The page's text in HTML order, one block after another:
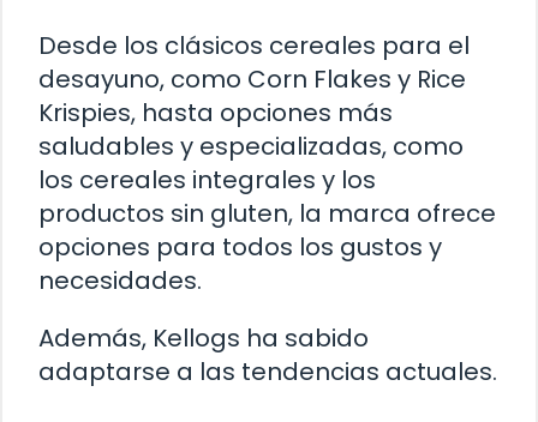
Desde los clásicos cereales para el
desayuno, como Corn Flakes y Rice
Krispies, hasta opciones más
saludables y especializadas, como
los cereales integrales y los
productos sin gluten, la marca ofrece
opciones para todos los gustos y
necesidades.
Además, Kellogs ha sabido
adaptarse a las tendencias actuales.